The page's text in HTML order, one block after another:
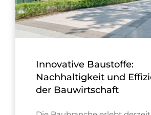
Innovative Baustoffe:
Nachhaltigkeit und
der Bauwirtschaft